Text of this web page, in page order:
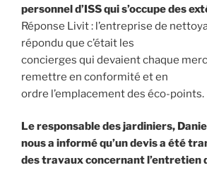
personnel d’ISS qui s’occupe des
Réponse Livit : l’entreprise de
répondu que c’était les
concierges qui devaient chaque
remettre en conformité et en
ordre l’emplacement des éco-points.
Le responsable des jardiniers,
nous a informé qu’un devis a été
des travaux concernant l’entretien